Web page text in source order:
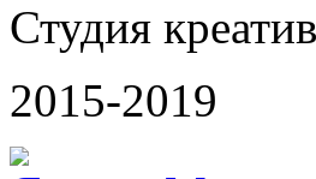
Студия
2015-2019